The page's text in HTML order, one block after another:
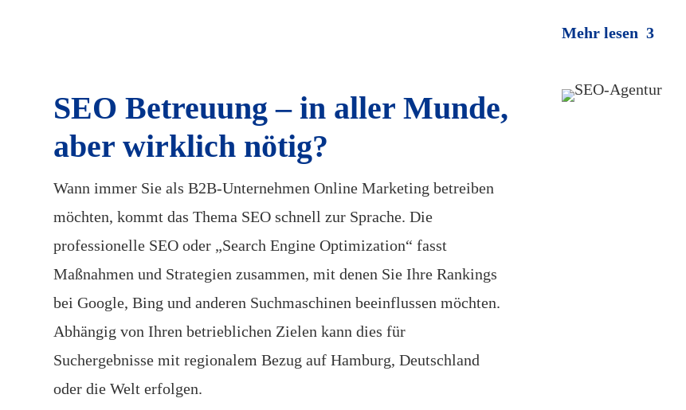
Mehr lesen
SEO Betreuung – in aller Munde,
aber wirklich nötig?
Wann immer Sie als B2B-Unternehmen Online Marketing betreiben
möchten, kommt das Thema SEO schnell zur Sprache. Die
professionelle SEO oder „Search Engine Optimization“ fasst
Maßnahmen und Strategien zusammen, mit denen Sie Ihre Rankings
bei Google, Bing und anderen Suchmaschinen beeinflussen möchten.
Abhängig von Ihren betrieblichen Zielen kann dies für
Suchergebnisse mit regionalem Bezug auf Hamburg, Deutschland
oder die Welt erfolgen.